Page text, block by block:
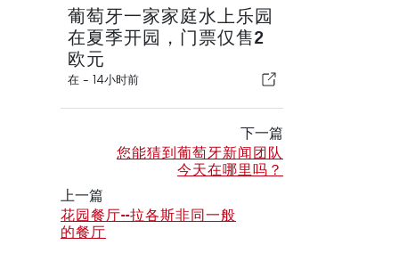
葡萄牙一家家庭水上乐园
在夏季开园，门票仅售2
欧元
在 - 14小时前
下一篇
您能猜到葡萄牙新闻团队
今天在哪里吗？
上一篇
花园餐厅--拉各斯非同一般
的餐厅